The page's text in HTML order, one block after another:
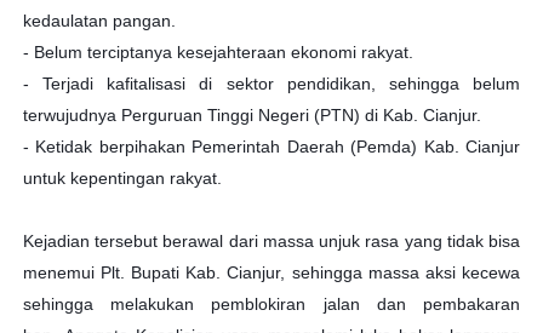
kedaulatan pangan.
- Belum terciptanya kesejahteraan ekonomi rakyat.
- Terjadi kafitalisasi di sektor pendidikan, sehingga belum
terwujudnya Perguruan Tinggi Negeri (PTN) di Kab. Cianjur.
- Ketidak berpihakan Pemerintah Daerah (Pemda) Kab. Cianjur
untuk kepentingan rakyat.
Kejadian tersebut berawal dari massa unjuk rasa yang tidak bisa
menemui Plt. Bupati Kab. Cianjur, sehingga massa aksi kecewa
sehingga melakukan pemblokiran jalan dan pembakaran